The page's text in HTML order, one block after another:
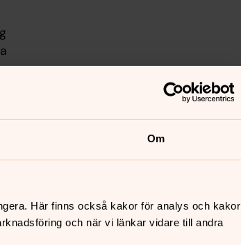
Om
Här finns också kakor för analys och kakor
och när vi länkar vidare till andra